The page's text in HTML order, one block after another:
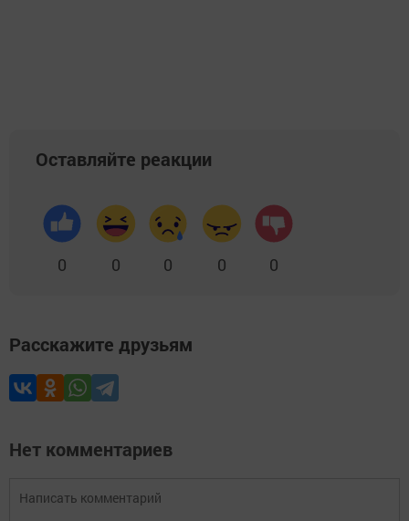
Оставляйте реакции
0 0 0 0 0
Расскажите друзьям
Нет комментариев